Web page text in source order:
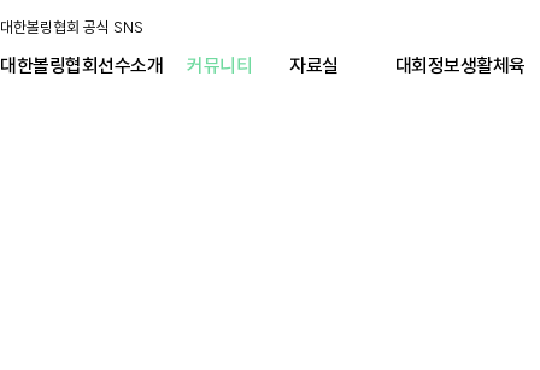
대한볼링협회 공식 SNS
대한볼링협회선수소개 커뮤니티 자료실 대회정보생활체육